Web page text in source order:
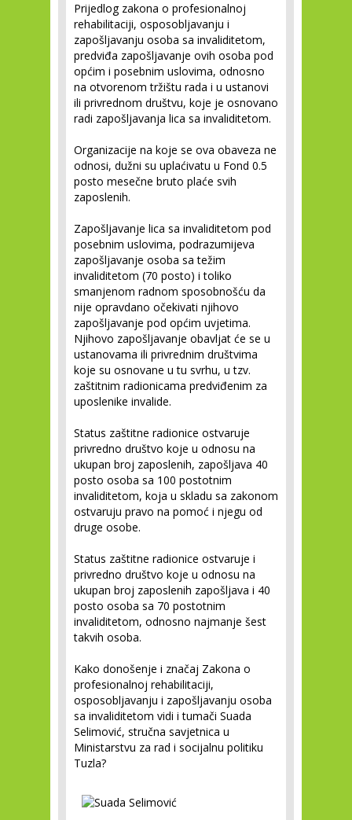
Prijedlog zakona o profesionalnoj
rehabilitaciji, osposobljavanju i
zapošljavanju osoba sa invaliditetom,
predviđa zapošljavanje ovih osoba pod
općim i posebnim uslovima, odnosno
na otvorenom tržištu rada i u ustanovi
ili privrednom društvu, koje je osnovano
radi zapošljavanja lica sa invaliditetom.
Organizacije na koje se ova obaveza ne
odnosi, dužni su uplaćivatu u Fond 0.5
posto mesečne bruto plaće svih
zaposlenih.
Zapošljavanje lica sa invaliditetom pod
posebnim uslovima, podrazumijeva
zapošljavanje osoba sa težim
invaliditetom (70 posto) i toliko
smanjenom radnom sposobnošću da
nije opravdano očekivati njihovo
zapošljavanje pod općim uvjetima.
Njihovo zapošljavanje obavljat će se u
ustanovama ili privrednim društvima
koje su osnovane u tu svrhu, u tzv.
zaštitnim radionicama predviđenim za
uposlenike invalide.
Status zaštitne radionice ostvaruje
privredno društvo koje u odnosu na
ukupan broj zaposlenih, zapošljava 40
posto osoba sa 100 postotnim
invaliditetom, koja u skladu sa zakonom
ostvaruju pravo na pomoć i njegu od
druge osobe.
Status zaštitne radionice ostvaruje i
privredno društvo koje u odnosu na
ukupan broj zaposlenih zapošljava i 40
posto osoba sa 70 postotnim
invaliditetom, odnosno najmanje šest
takvih osoba.
Kako donošenje i značaj Zakona o
profesionalnoj rehabilitaciji,
osposobljavanju i zapošljavanju osoba
sa invaliditetom vidi i tumači Suada
Selimović, stručna savjetnica u
Ministarstvu za rad i socijalnu politiku
Tuzla?